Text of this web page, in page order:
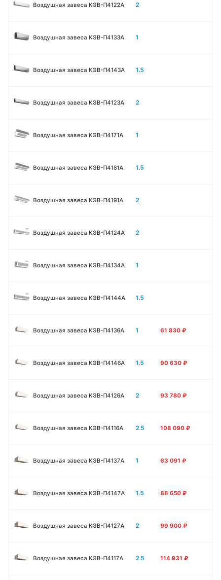
Воздушная завеса КЭВ-П4122A 2
Воздушная завеса КЭВ-П4133A 1
Воздушная завеса КЭВ-П4143A 1.5
Воздушная завеса КЭВ-П4123A 2
Воздушная завеса КЭВ-П4171A 1
Воздушная завеса КЭВ-П4181A 1.5
Воздушная завеса КЭВ-П4191A 2
Воздушная завеса КЭВ-П4124A 2
Воздушная завеса КЭВ-П4134A 1
Воздушная завеса КЭВ-П4144A 1.5
Воздушная завеса КЭВ-П4136A 1 61 830 ₽
Воздушная завеса КЭВ-П4146A 1.5 90 630 ₽
Воздушная завеса КЭВ-П4126A 2 93 780 ₽
Воздушная завеса КЭВ-П4116A 2.5 108 090 ₽
Воздушная завеса КЭВ-П4137A 1 63 091 ₽
Воздушная завеса КЭВ-П4147A 1.5 88 650 ₽
Воздушная завеса КЭВ-П4127A 2 99 900 ₽
Воздушная завеса КЭВ-П4117A 2.5 114 931 ₽